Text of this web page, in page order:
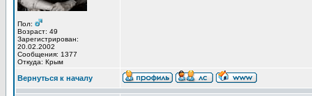
Пол:
Возраст: 49
Зарегистрирован:
20.02.2002
Сообщения: 1377
Откуда: Крым
Вернуться к началу